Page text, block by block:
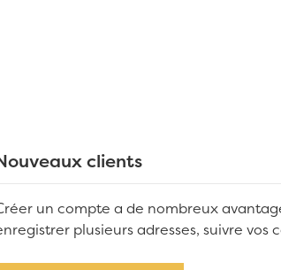
clients
un compte a de nombreux
plusieurs adresses, suivre vos